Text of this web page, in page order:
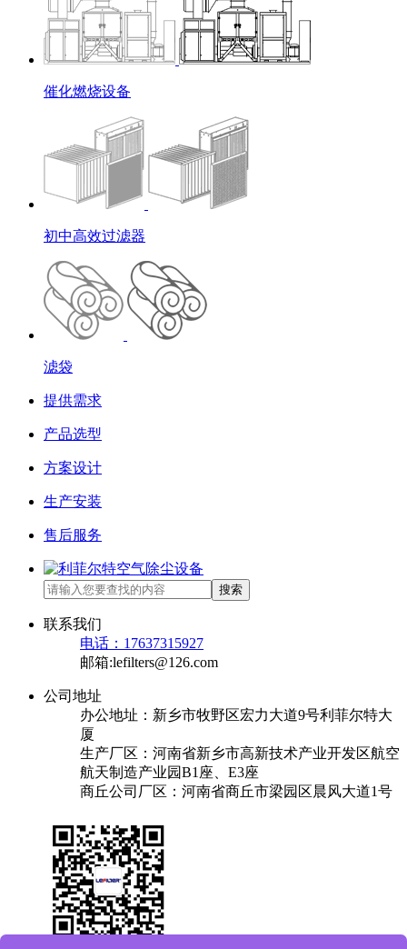
催化燃烧设备
初中高效过滤器
滤袋
提供需求
产品选型
方案设计
生产安装
售后服务
搜索
联系我们
电话：17637315927
邮箱:lefilters@126.com
公司地址
办公地址：新乡市牧野区宏力大道9号利菲尔特大
厦
生产厂区：河南省新乡市高新技术产业开发区航空
航天制造产业园B1座、E3座
商丘公司厂区：河南省商丘市梁园区晨风大道1号